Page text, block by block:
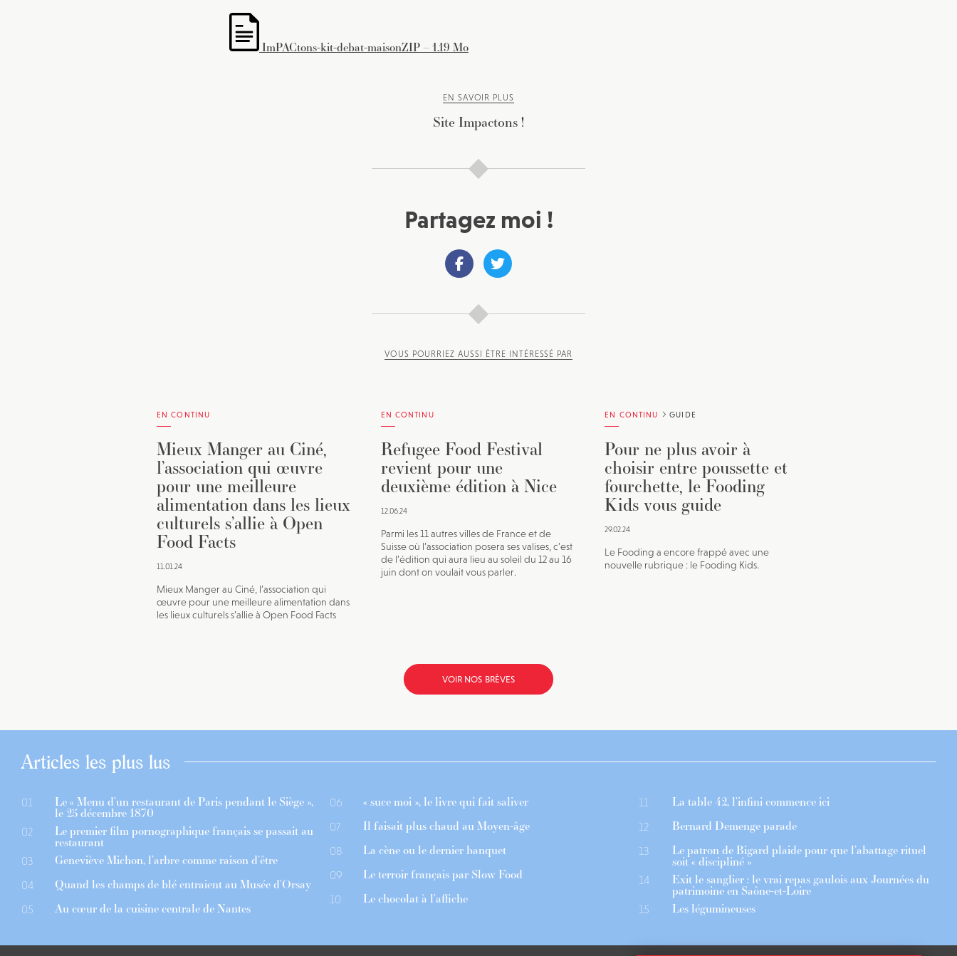
ImPACtons-kit-debat-maisonZIP – 1.19 Mo
EN SAVOIR PLUS
Site Impactons !
Partagez moi !
VOUS POURRIEZ AUSSI ÊTRE INTÉRESSÉ PAR
EN CONTINU
Mieux Manger au Ciné,
l’association qui œuvre
pour une meilleure
alimentation dans les lieux
culturels s’allie à Open
Food Facts
11.01.24
Mieux Manger au Ciné, l’association qui
œuvre pour une meilleure alimentation dans
les lieux culturels s’allie à Open Food Facts
EN CONTINU
Refugee Food Festival
revient pour une
deuxième édition à Nice
12.06.24
Parmi les 11 autres villes de France et de
Suisse où l’association posera ses valises, c’est
de l’édition qui aura lieu au soleil du 12 au 16
juin dont on voulait vous parler.
EN CONTINU GUIDE
Pour ne plus avoir à
choisir entre poussette et
fourchette, le Fooding
Kids vous guide
29.02.24
Le Fooding a encore frappé avec une
nouvelle rubrique : le Fooding Kids.
VOIR NOS BRÈVES
Articles les plus lus
01 Le « Menu d’un restaurant de Paris pendant le Siège »,
le 25 décembre 1870
02 Le premier film pornographique français se passait au
restaurant
03 Geneviève Michon, l’arbre comme raison d’être
04 Quand les champs de blé entraient au Musée d’Orsay
05 Au cœur de la cuisine centrale de Nantes
06 « suce moi », le livre qui fait saliver
07 Il faisait plus chaud au Moyen-âge
08 La cène ou le dernier banquet
09 Le terroir français par Slow Food
10 Le chocolat à l’affiche
11 La table 42, l’infini commence ici
12 Bernard Demenge parade
13 Le patron de Bigard plaide pour que l’abattage rituel
soit « discipliné »
14 Exit le sanglier : le vrai repas gaulois aux Journées du
patrimoine en Saône-et-Loire
15 Les légumineuses